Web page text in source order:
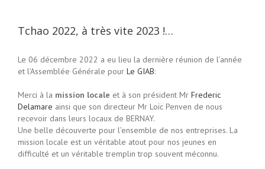
Tchao 2022, à très vite 2023 !…
Le 06 décembre 2022 a eu lieu la dernière réunion de l’année
et l’Assemblée Générale pour Le GIAB:
Merci à la mission locale et à son président Mr Frederic
Delamare ainsi que son directeur Mr Loïc Penven de nous
recevoir dans leurs locaux de BERNAY.
Une belle découverte pour l’ensemble de nos entreprises. La
mission locale est un véritable atout pour nos jeunes en
difficulté et un véritable tremplin trop souvent méconnu.